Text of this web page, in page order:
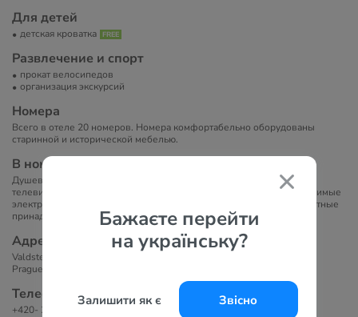
Бажаєте перейти
на українську?
Залишити як є Звісно
Для детей
детская кроватка
Развлечение и спорт
прокат велосипедов
организация экскурсий
Номера
Всего в отеле 20 номеров. Номера комфортабельно оборудованы
старинной и исторической мебелью.
В номерах
Душевая кабина или ванна, санузел, телевизор, спутниковое
телевидение, телефон, фен, сейф (бесплатно), мини-бар, необходимые
электроприборы для приготовления кофе и чая, бесплатные туалетные
принадлежности.
Адрес
Valdstejnske namesti 8, 118 00
Prague 1 - Mala Strana
Телефоны
+420- 257-210-779